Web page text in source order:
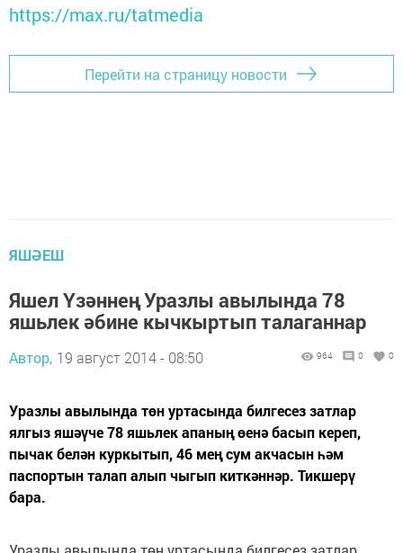
https://max.ru/tatmedia
Перейти на страницу новости
ЯШӘЕШ
Яшел Үзәннең Уразлы авылында 78
яшьлек әбине кычкыртып талаганнар
Автор, 19 август 2014 - 08:50 964 0 0
Уразлы авылында төн уртасында билгесез затлар
ялгыз яшәүче 78 яшьлек апаның өенә басып кереп,
пычак белән куркытып, 46 мең сум акчасын һәм
паспортын талап алып чыгып киткәннәр. Тикшерү
бара.